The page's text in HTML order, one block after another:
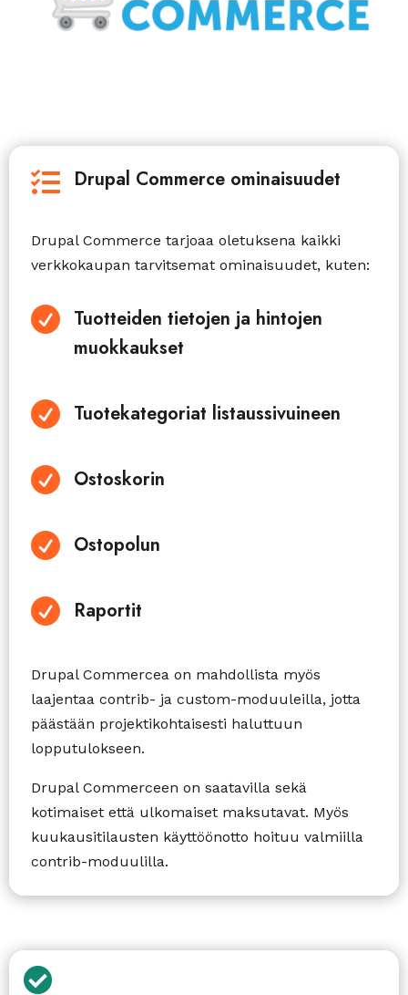
 Drupal Commerce ominaisuudet
Drupal Commerce tarjoaa oletuksena kaikki
verkkokaupan tarvitsemat ominaisuudet, kuten:
 Tuotteiden tietojen ja hintojen
muokkaukset
 Tuotekategoriat listaussivuineen
 Ostoskorin
 Ostopolun
 Raportit
Drupal Commercea on mahdollista myös
laajentaa contrib- ja custom-moduuleilla, jotta
päästään projektikohtaisesti haluttuun
lopputulokseen.
Drupal Commerceen on saatavilla sekä
kotimaiset että ulkomaiset maksutavat. Myös
kuukausitilausten käyttöönotto hoituu valmiilla
contrib-moduulilla.
